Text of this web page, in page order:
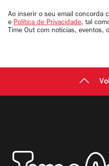
email
Ao inserir o seu email concorda
e Política de Privacidade, tal
Time Out com notícias, eventos,